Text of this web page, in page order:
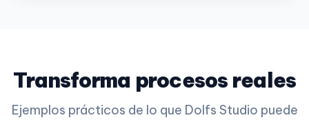
Transforma procesos reales
Ejemplos prácticos de lo que Dolfs Studio puede